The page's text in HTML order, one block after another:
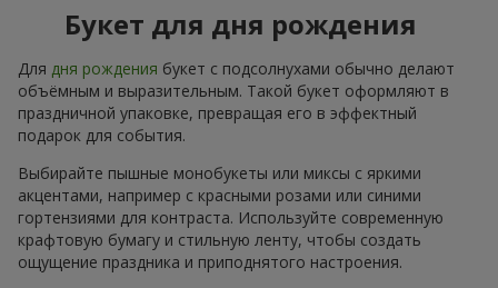
Букет для дня рождения
Для дня рождения букет с подсолнухами обычно делают
объёмным и выразительным. Такой букет оформляют в
праздничной упаковке, превращая его в эффектный
подарок для события.
Выбирайте пышные монобукеты или миксы с яркими
акцентами, например с красными розами или синими
гортензиями для контраста. Используйте современную
крафтовую бумагу и стильную ленту, чтобы создать
ощущение праздника и приподнятого настроения.